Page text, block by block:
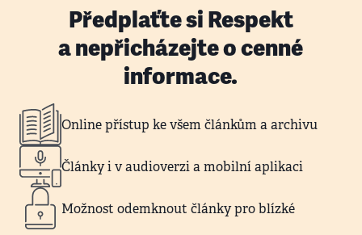
Předplaťte si Respekt
a nepřicházejte o cenné
informace.
Online přístup ke všem článkům a archivu
Články i v audioverzi a mobilní aplikaci
Možnost odemknout články pro blízké